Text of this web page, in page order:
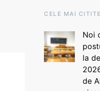
CELE MAI
Noi
la
de